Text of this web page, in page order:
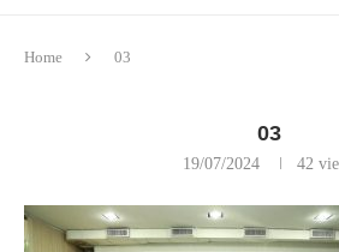
Home 03
03
19/07/2024 42